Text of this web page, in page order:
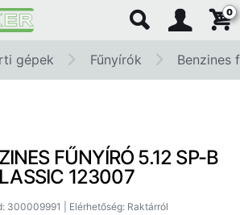
0
gépek Fűnyírók Benzines
FŰNYÍRÓ 5.12 SP-B
123007
300009991 | Elérhetőség: Raktárról